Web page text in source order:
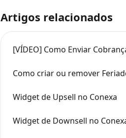
Artigos relacionados
[VÍDEO] Como Enviar
Como criar ou remover
Widget de Upsell no Conexa
Widget de Downsell no